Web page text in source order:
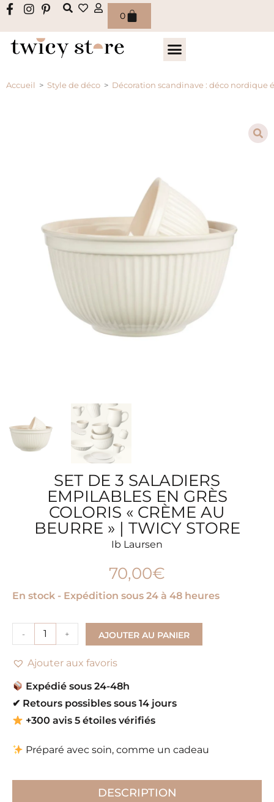
0
Accueil > Style de déco > Décoration scandinave : déco nordique
SET DE 3 SALADIERS
EMPILABLES EN GRÈS
COLORIS « CRÈME AU
BEURRE » | TWICY STORE
Ib Laursen
70,00€
En stock - Expédition sous 24 à 48 heures
- + AJOUTER AU PANIER
Ajouter aux favoris
Expédié sous 24-48h
✔ Retours possibles sous 14 jours
+300 avis 5 étoiles vérifiés
Préparé avec soin, comme un cadeau
DESCRIPTION